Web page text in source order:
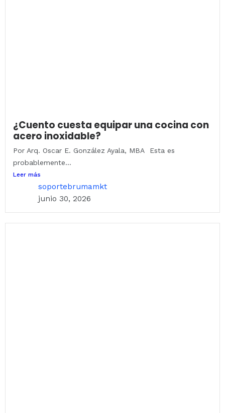
¿Cuento cuesta equipar una cocina con
acero inoxidable?
Por Arq. Oscar E. González Ayala, MBA Esta es
probablemente...
Leer más
soportebrumamkt
junio 30, 2026